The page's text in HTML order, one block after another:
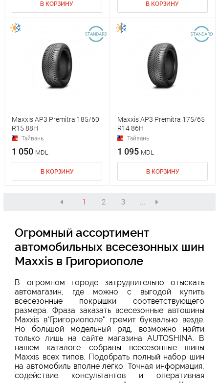
В КОРЗИНУ В КОРЗИНУ
Maxxis AP3 Premitra 185/60
R15 88H
Тайвань
1 050 MDL
В КОРЗИНУ
Maxxis AP3 Premitra 175/65
R14 86H
Тайвань
1 095 MDL
В КОРЗИНУ
1 2 3 ...
Огромный ассортимент
автомобильных всесезонных шин
Maxxis в Григориополе
В огромном городе затруднительно отыскать
автомагазин, где можно с выгодой купить
всесезонные покрышки соответствующего
размера. Фраза заказать всесезонные автошины
Maxxis в"Григориополе" гремит буквально везде.
Но большой модельный ряд, возможно найти
только лишь на сайте магазина AUTOSHINA. В
нашем каталоге собраны всесезонные шины
Maxxis всех типов. Подобрать полный набор шин
на автомобиль вполне легко. Точная информация,
содействие консультантов и оперативная